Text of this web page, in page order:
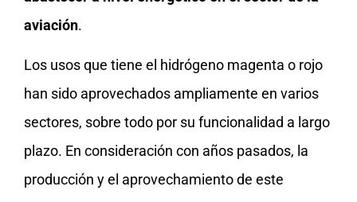
aviación.
Los usos que tiene el hidrógeno magenta o rojo
han sido aprovechados ampliamente en varios
sectores, sobre todo por su funcionalidad a largo
plazo. En consideración con años pasados, la
producción y el aprovechamiento de este